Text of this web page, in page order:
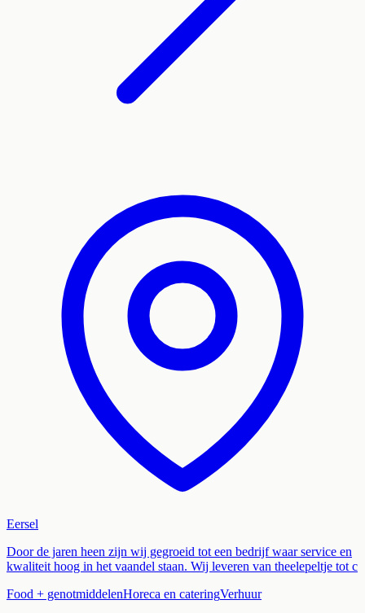
Eersel
Door de jaren heen zijn wij gegroeid tot een bedrijf waar service en
kwaliteit hoog in het vaandel staan. Wij leveren van theelepeltje tot c
Food + genotmiddelenHoreca en cateringVerhuur